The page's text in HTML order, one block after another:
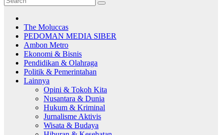
The Moluccas
PEDOMAN MEDIA SIBER
Ambon Metro
Ekonomi & Bisnis
Pendidikan & Olahraga
Politik & Pemerintahan
Lainnya
Opini & Tokoh Kita
Nusantara & Dunia
Hukum & Kriminal
Jurnalisme Aktivis
Wisata & Budaya